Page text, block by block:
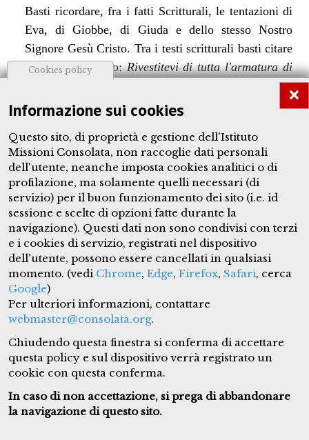
Basti ricordare, fra i fatti Scritturali, le tentazioni di
Eva, di Giobbe, di Giuda e dello stesso Nostro
Signore Gesù Cristo. Tra i testi scritturali basti citare
quello di S. Paolo:Rivestitevi di tutta l'armatura di
Dio, affinché possiate resistere alle insidie del
demonio.E quello di S. Pietro:
leone che rugge, va attorno cercando chi divorare
(184).
Come gli uomini cattivi possono tentare gli altri
uomini, tanto più lo possono fare i demoni, che son
creature più intelligenti e di natura più perfetta; e lo
vogliono fare per odio contro Dio e contro l'uomo.
I demoni non possono tentaredirecte , costringendo
l'umana volontà a cedere, a peccare: ma solamente
indirecte, cioè facendo qualche cosa per cui la
volontà umana sia sollecitata al peccato. E ciò in due
modi: per un'azione estrinseca, o con un'azione
interna, producendo movimenti negli organi
corporei, per cui si eccitano cattivi fantasmi e moti
disordinati. Come il Signore, nei suoi imperscrutabili
disegni, permette le tentazioni degli uomini contro
Cookies policy
Informazione sui cookies
Questo sito, di proprietà e gestione dell'Istituto
Missioni Consolata, non raccoglie dati personali
dell'utente, neanche imposta cookies analitici o di
profilazione, ma solamente quelli necessari (di
servizio) per il buon funzionamento dei sito (i.e. id
sessione e scelte di opzioni fatte durante la
navigazione). Questi dati non sono condivisi con terzi
e i cookies di servizio, registrati nel dispositivo
dell'utente, possono essere cancellati in qualsiasi
momento. (vedi Chrome, Edge, Firefox, Safari, cerca
Google)
Per ulteriori informazioni, contattare
webmaster@consolata.org.
Chiudendo questa finestra si conferma di accettare
questa policy e sul dispositivo verrà registrato un
cookie con questa conferma.
In caso di non accettazione, si prega di abbandonare
la navigazione di questo sito.